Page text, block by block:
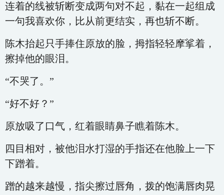
连着的线被斩断变成两句对不起，黏在一起组成
一句我喜欢你，比从前更结实，再也斩不断。
陈木抬起只手捧住原放的脸，拇指轻轻摩挲着，
擦掉他的眼泪。
“不哭了。”
“好不好？”
原放吸了口气，红着眼睛鼻子瞧着陈木。
四目相对，被他泪水打湿的手指还在他脸上一下
下蹭着。
蹭的越来越慢，指尖擦过唇角，拨的饱满唇肉晃